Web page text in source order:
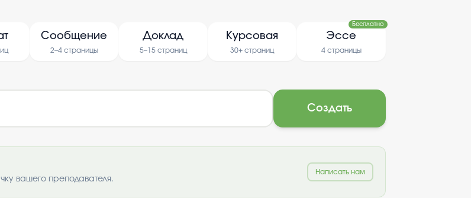
Сообщение
2–4 страницы
Доклад
5–15 страниц
Курсовая
30+ страниц
Эссе
4 страницы
Бесплатно
Создать
вашего преподавателя.
Написать нам